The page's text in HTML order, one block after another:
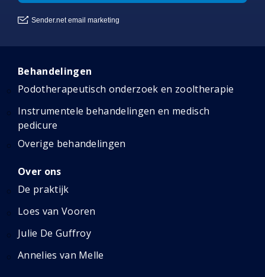
Behandelingen
Podotherapeutisch onderzoek en zooltherapie
Instrumentele behandelingen en medisch
pedicure
Overige behandelingen
Over ons
De praktijk
Loes van Vooren
Julie De Guffroy
Annelies van Melle